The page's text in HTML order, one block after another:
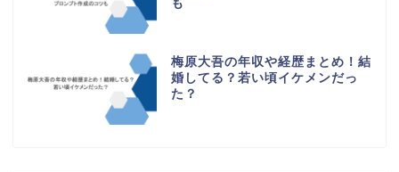
も
梅原大吾の年収や経歴まとめ！結
婚してる？若い頃イケメンだっ
た？